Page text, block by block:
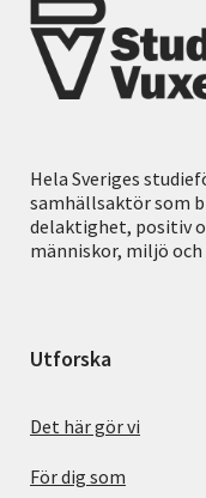
Hela Sveriges
samhällsaktör som
delaktighet, positiv
människor, miljö
Utforska
Det här gör vi
För dig som